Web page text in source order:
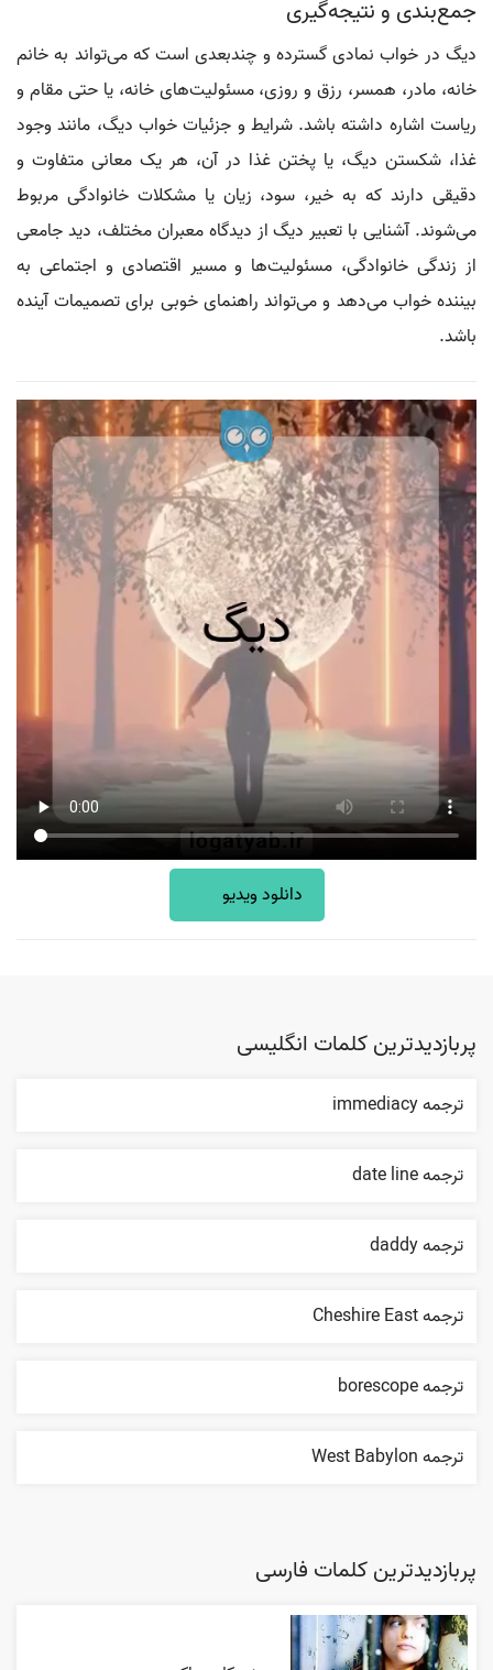
جمع‌بندی و نتیجه‌گیری
ديگ در خواب نمادی گسترده و چندبعدی است که می‌تواند به خانم
خانه، مادر، همسر، رزق و روزی، مسئولیت‌های خانه، یا حتی مقام و
ریاست اشاره داشته باشد. شرایط و جزئیات خواب دیگ، مانند وجود
غذا، شکستن دیگ، یا پختن غذا در آن، هر یک معانی متفاوت و
دقیقی دارند که به خیر، سود، زیان یا مشکلات خانوادگی مربوط
می‌شوند. آشنایی با تعبیر دیگ از دیدگاه معبران مختلف، دید جامعی
از زندگی خانوادگی، مسئولیت‌ها و مسیر اقتصادی و اجتماعی به
بیننده خواب می‌دهد و می‌تواند راهنمای خوبی برای تصمیمات آینده
باشد.
دانلود ویدیو
پربازدیدترین کلمات انگلیسی
ترجمه immediacy
ترجمه date line
ترجمه daddy
ترجمه Cheshire East
ترجمه borescope
ترجمه West Babylon
پربازدیدترین کلمات فارسی